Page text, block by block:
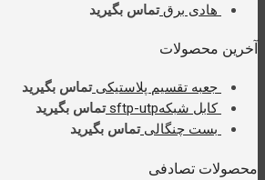
هادی برق تماس بگیرید
آخرین محصولات
جعبه تقسیم پلاستیکی تماس بگیرید
کابل شبکهsftp-utp
تماس بگیرید
بست چنگالی تماس بگیرید
محصولات تصادفی